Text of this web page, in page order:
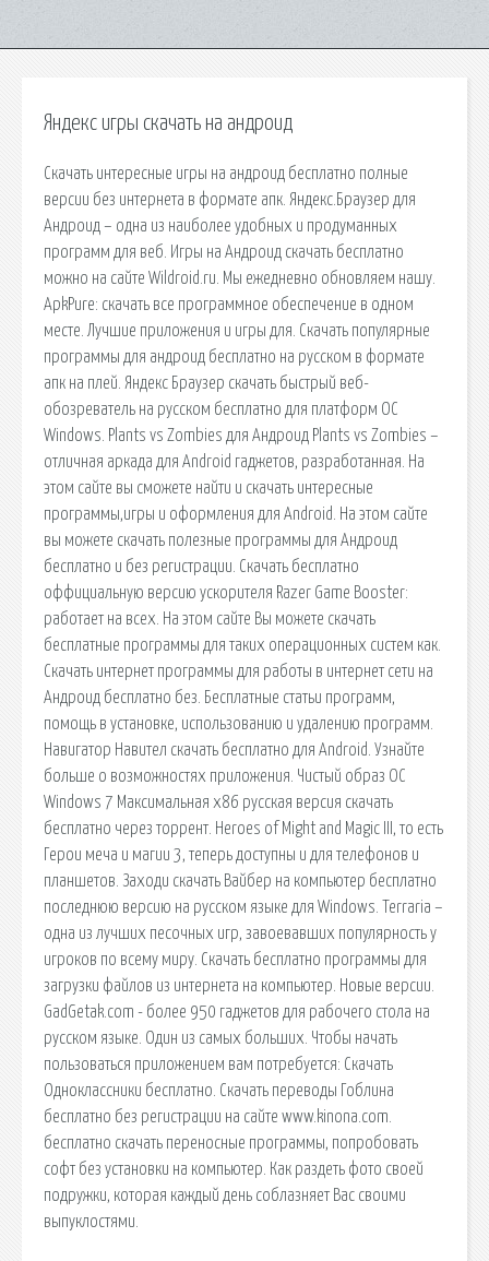
Яндекс игры скачать на андроид
Скачать интересные игры на андроид бесплатно полные
версии без интернета в формате апк. Яндекс.Браузер для
Андроид – одна из наиболее удобных и продуманных
программ для веб. Игры на Андроид скачать бесплатно
можно на сайте Wildroid.ru. Мы ежедневно обновляем нашу.
ApkPure: скачать все программное обеспечение в одном
месте. Лучшие приложения и игры для. Скачать популярные
программы для андроид бесплатно на русском в формате
апк на плей. Яндекс Браузер скачать быстрый веб-
обозреватель на русском бесплатно для платформ ОС
Windows. Plants vs Zombies для Андроид Plants vs Zombies –
отличная аркада для Android гаджетов, разработанная. На
этом сайте вы сможете найти и скачать интересные
программы,игры и оформления для Android. На этом сайте
вы можете скачать полезные программы для Андроид
бесплатно и без регистрации. Скачать бесплатно
оффициальную версию ускорителя Razer Game Booster:
работает на всех. На этом сайте Вы можете скачать
бесплатные программы для таких операционных систем как.
Скачать интернет программы для работы в интернет сети на
Андроид бесплатно без. Бесплатные статьи программ,
помощь в установке, использованию и удалению программ.
Навигатор Навител скачать бесплатно для Android. Узнайте
больше о возможностях приложения. Чистый образ ОС
Windows 7 Максимальная x86 русская версия скачать
бесплатно через торрент. Heroes of Might and Magic III, то есть
Герои меча и магии 3, теперь доступны и для телефонов и
планшетов. Заходи скачать Вайбер на компьютер бесплатно
последнюю версию на русском языке для Windows. Terraria –
одна из лучших песочных игр, завоевавших популярность у
игроков по всему миру. Скачать бесплатно программы для
загрузки файлов из интернета на компьютер. Новые версии.
GadGetak.com - более 950 гаджетов для рабочего стола на
русском языке. Один из самых больших. Чтобы начать
пользоваться приложением вам потребуется: Скачать
Одноклассники бесплатно. Скачать переводы Гоблина
бесплатно без регистрации на сайте www.kinona.com.
бесплатно скачать переносные программы, попробовать
софт без установки на компьютер. Как раздеть фото своей
подружки, которая каждый день соблазняет Вас своими
выпуклостями.